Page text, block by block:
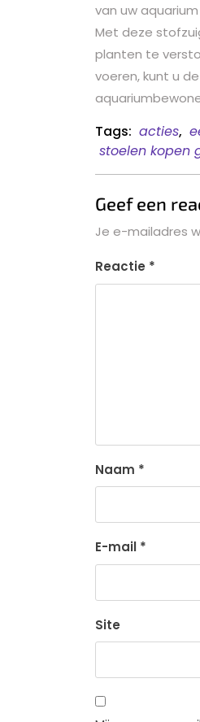
van uw
Met deze
planten te
voeren, kunt u
Tags: acties,
stoelen kopen
Geef een
Je e-mailadres
Reactie *
Naam *
E-mail *
Site